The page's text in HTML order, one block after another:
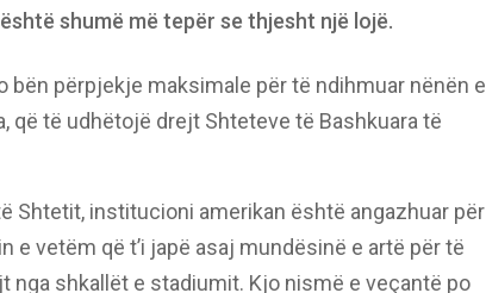
shumë më tepër se thjesht një lojë.
bën përpjekje maksimale për të ndihmuar nënën e
që të udhëtojë drejt Shteteve të Bashkuara të
Shtetit, institucioni amerikan është angazhuar për
e vetëm që t’i japë asaj mundësinë e artë për të
nga shkallët e stadiumit. Kjo nismë e veçantë po